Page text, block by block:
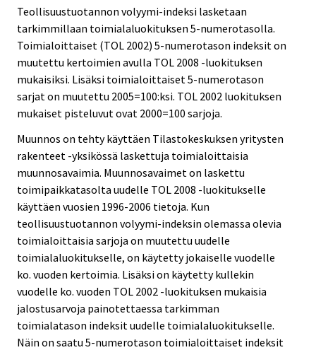
Teollisuustuotannon volyymi-indeksi lasketaan
tarkimmillaan toimialaluokituksen 5-numerotasolla.
Toimialoittaiset (TOL 2002) 5-numerotason indeksit on
muutettu kertoimien avulla TOL 2008 -luokituksen
mukaisiksi. Lisäksi toimialoittaiset 5-numerotason
sarjat on muutettu 2005=100:ksi. TOL 2002 luokituksen
mukaiset pisteluvut ovat 2000=100 sarjoja.
Muunnos on tehty käyttäen Tilastokeskuksen yritysten
rakenteet -yksikössä laskettuja toimialoittaisia
muunnosavaimia. Muunnosavaimet on laskettu
toimipaikkatasolta uudelle TOL 2008 -luokitukselle
käyttäen vuosien 1996-2006 tietoja. Kun
teollisuustuotannon volyymi-indeksin olemassa olevia
toimialoittaisia sarjoja on muutettu uudelle
toimialaluokitukselle, on käytetty jokaiselle vuodelle
ko. vuoden kertoimia. Lisäksi on käytetty kullekin
vuodelle ko. vuoden TOL 2002 -luokituksen mukaisia
jalostusarvoja painotettaessa tarkimman
toimialatason indeksit uudelle toimialaluokitukselle.
Näin on saatu 5-numerotason toimialoittaiset indeksit